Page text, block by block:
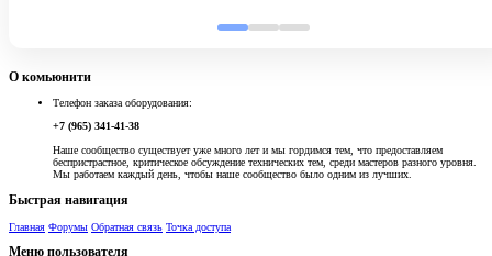
О комьюнити
Телефон заказа оборудования:
+7 (965) 341-41-38
Наше сообщество существует уже много лет и мы гордимся тем, что предоставляем
беспристрастное, критическое обсуждение технических тем, среди мастеров разного уровня.
Мы работаем каждый день, чтобы наше сообщество было одним из лучших.
Быстрая навигация
Главная Форумы Обратная связь Точка доступа
Меню пользователя